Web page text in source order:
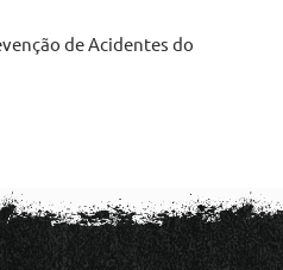
de Acidentes do